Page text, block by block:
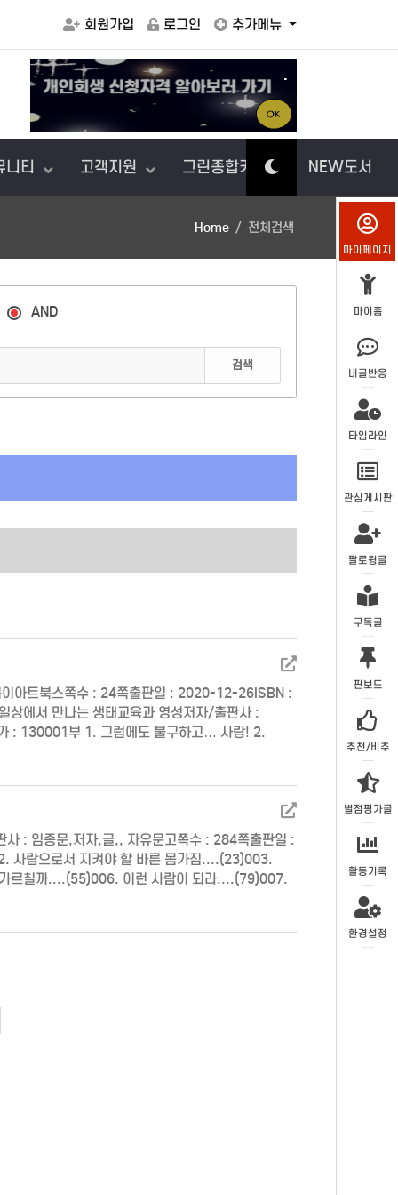
회원가입 로그인 추가메뉴
보상
.
니티 고객지원 그린종합카센터 NEW도서
Home 전체검색
AND
검색
이아트북스쪽수 : 24쪽출판일 : 2020-12-26ISBN :
에서 만나는 생태교육과 영성저자/출판사 :
: 130001부 1. 그럼에도 불구하고… 사랑! 2.
사 : 임종문,저자,글,, 자유문고쪽수 : 284쪽출판일 :
람으로서 지켜야 할 바른 몸가짐....(23)003.
르칠까....(55)006. 이런 사람이 되라....(79)007.
마이페이지
마이홈
내글반응
타임라인
관심게시판
팔로윙글
구독글
핀보드
추천/비추
별점평가글
활동기록
환경설정